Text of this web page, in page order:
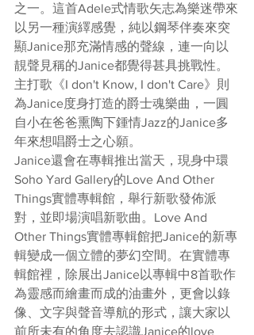
之一。這首Adele式情歌矢志為樂迷帶來
以另一種演繹感覺，純以鋼琴伴奏來突
顯Janice那充滿情感的聲線，連一向以
靚聲見稱的Janice都覺得甚具挑戰性。
主打歌《I don't Know, I don't Care》則
為Janice度身打造的爵士魂樂曲，一圓
自小在爸爸熏陶下鍾情Jazz的Janice多
年來想唱爵士之心願。
Janice還會在專輯推出當天，現身中環
Soho Yard Gallery的Love And Other
Things實體專輯館，舉行新歌發佈派
對，並即場演唱新歌曲。Love And
Other Things實體專輯館把Janice的新專
輯變成一個立體的夢幻空間。在實體專
輯館裡，除展出Janice以專輯中8首歌作
為靈感而繪畫而成的油畫外，更會以錄
像、文字與聲音導航的形式，讓大家以
前所未有的角度去認識Janice的love